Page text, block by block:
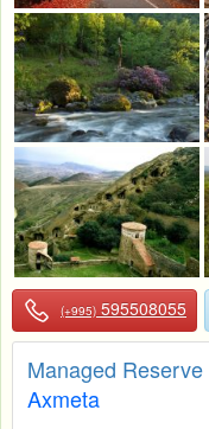
(+995) 595508055
Managed Reserve
Axmeta